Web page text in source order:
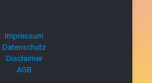
Impressum
Datenschutz
Disclaimer
AGB